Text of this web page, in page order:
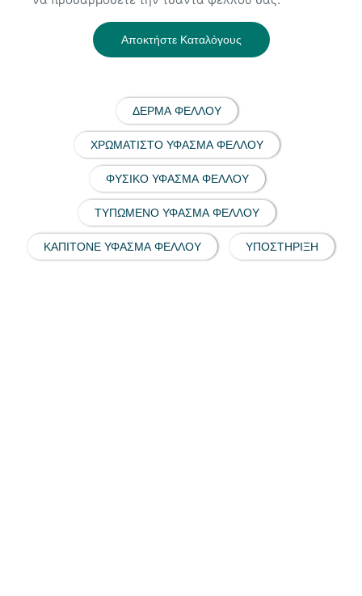
Αποκτήστε Καταλόγους
ΔΈΡΜΑ ΦΕΛΛΟΎ
ΧΡΩΜΑΤΙΣΤΌ ΎΦΑΣΜΑ ΦΕΛΛΟΎ
ΦΥΣΙΚΌ ΎΦΑΣΜΑ ΦΕΛΛΟΎ
ΤΥΠΩΜΈΝΟ ΎΦΑΣΜΑ ΦΕΛΛΟΎ
ΚΑΠΙΤΟΝΈ ΎΦΑΣΜΑ ΦΕΛΛΟΎ ΥΠΟΣΤΉΡΙΞΗ